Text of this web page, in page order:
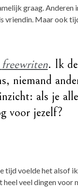
graag. Anderen
vriendin. Maar ook
freewriten. Ik
niemand
als je
voor jezelf?
tijd voelde het alsof
veel dingen voor